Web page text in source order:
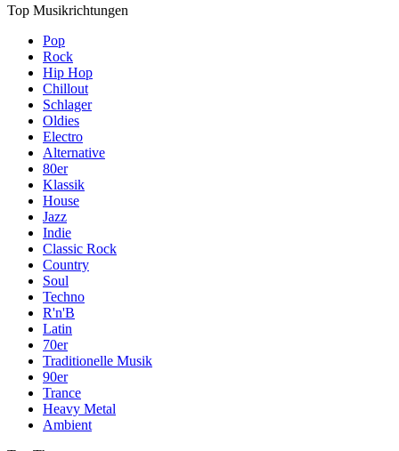
Top Musikrichtungen
Pop
Rock
Hip Hop
Chillout
Schlager
Oldies
Electro
Alternative
80er
Klassik
House
Jazz
Indie
Classic Rock
Country
Soul
Techno
R'n'B
Latin
70er
Traditionelle Musik
90er
Trance
Heavy Metal
Ambient